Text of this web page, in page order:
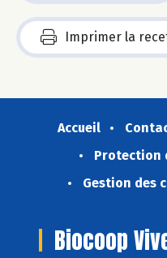
Imprimer la
Accueil
Protection
Gestion des
Biocoop